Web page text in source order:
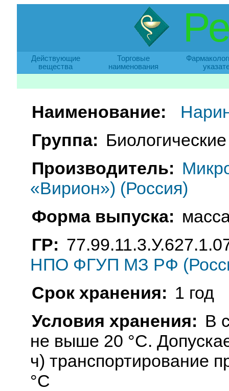
Действующие
вещества
Торговые
наименования
Наименование:
Группа:
Производитель:
«Вирион») (Россия)
Форма выпуска:
ГР:
НПО ФГУП МЗ РФ
Срок хранения: 1 год
Условия хранения: В
не выше 20 °C.
ч) транспортирование
°C